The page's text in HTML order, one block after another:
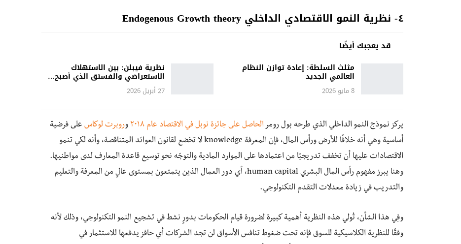
٤- نظرية النمو الاقتصادي الداخلي Endogenous Growth theory
قد يعجبك أيضًا
مثلث السلطة: إعادة توازن النظام
العالمي الجديد
8 مايو 2026
نظرية فيبلن: بين الاستهلاك
الاستعراضي والفستق الذي أصبح…
27 أبريل 2026
يركز نموذج النمو الداخلي الذي طرحه بول رومر الحاصل على جائزة نوبل في الاقتصاد عام ٢٠١٨ وروبرت لوكاس على فرضية
أساسية وهي أنه خلافًا للأرض ورأس المال، فإن المعرفة knowledge لا تخضع لقانون العوائد المتناقصة، وأنه لكي تنمو
الاقتصادات عليها أن تخفف تدريجيًا من اعتمادها على الموارد المادية والتوجّه نحو توسيع قاعدة المعارف لدى مواطنيها.
وهنا يبرز مفهوم رأس المال البشري human capital، أي دور العمال الذين يتمتعون بمستوى عالٍ من المعرفة والتعليم
والتدريب في زيادة معدلات التقدم التكنولوجي.
وفِي هذا الشأن، تُولي هذه النظرية أهمية كبيرة لضرورة قيام الحكومات بدورٍ نشط في تشجيع النمو التكنولوجي، وذلك لأنه
وفقًا للنظرية الكلاسيكية للسوق فإنه تحت ضغوط تنافس الأسواق لن تجد الشركات أي حافز يدفعها للاستثمار في